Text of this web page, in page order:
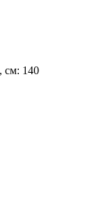
см: 140